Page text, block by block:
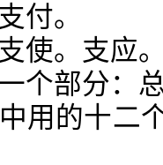
付。
使。支应
个部分：
用的十二